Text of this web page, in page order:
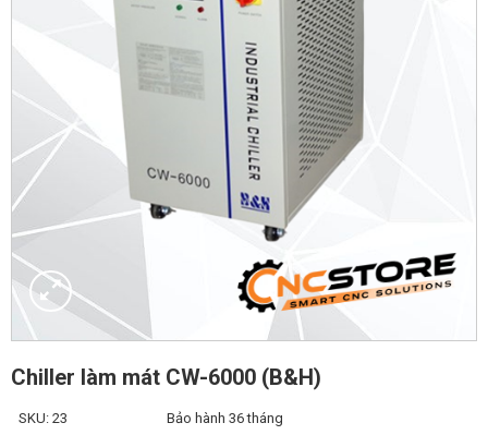
Chiller làm mát CW-6000 (B&H)
SKU: 23 Bảo hành 36 tháng